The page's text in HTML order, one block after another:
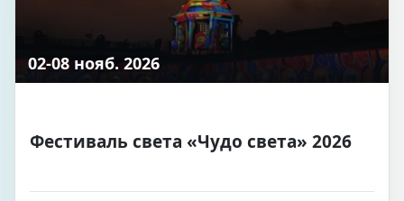
02-08 нояб. 2026
Фестиваль света «Чудо света» 2026